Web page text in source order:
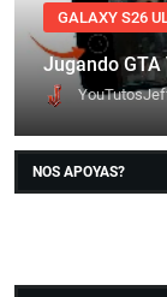
GALAXY S26
Jugando GTA
NOS APOYAS?